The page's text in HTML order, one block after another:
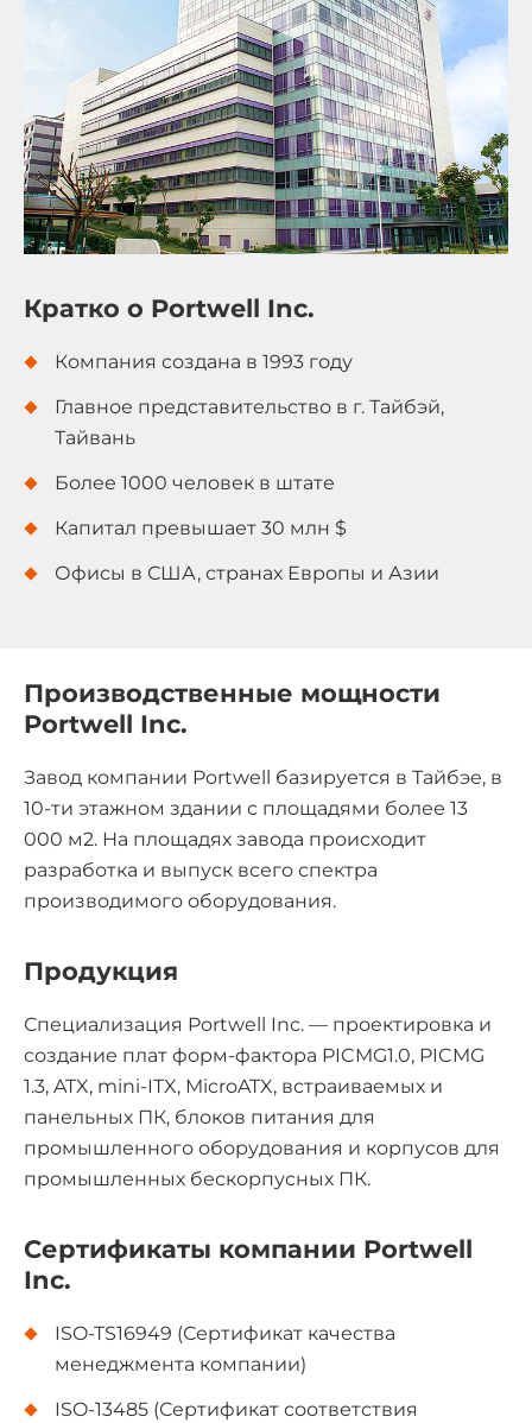
Кратко о Portwell Inc.
Компания создана в 1993 году
Главное представительство в г. Тайбэй,
Тайвань
Более 1000 человек в штате
Капитал превышает 30 млн $
Офисы в США, странах Европы и Азии
Производственные мощности
Portwell Inc.
Завод компании Portwell базируется в Тайбэе, в
10-ти этажном здании с площадями более 13
000 м2. На площадях завода происходит
разработка и выпуск всего спектра
производимого оборудования.
Продукция
Специализация Portwell Inc. — проектировка и
создание плат форм-фактора PICMG1.0, PICMG
1.3, ATX, mini-ITX, MicroATX, встраиваемых и
панельных ПК, блоков питания для
промышленного оборудования и корпусов для
промышленных бескорпусных ПК.
Сертификаты компании Portwell
Inc.
ISO-TS16949 (Сертификат качества
менеджмента компании)
ISO-13485 (Сертификат соответствия